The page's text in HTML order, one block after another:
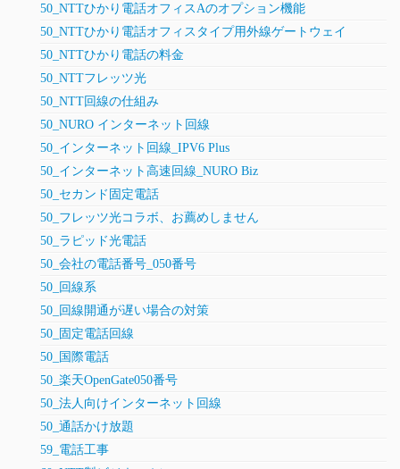
50_NTTひかり電話オフィスAのオプション機能
50_NTTひかり電話オフィスタイプ用外線ゲートウェイ
50_NTTひかり電話の料金
50_NTTフレッツ光
50_NTT回線の仕組み
50_NURO インターネット回線
50_インターネット回線_IPV6 Plus
50_インターネット高速回線_NURO Biz
50_セカンド固定電話
50_フレッツ光コラボ、お薦めしません
50_ラピッド光電話
50_会社の電話番号_050番号
50_回線系
50_回線開通が遅い場合の対策
50_固定電話回線
50_国際電話
50_楽天OpenGate050番号
50_法人向けインターネット回線
50_通話かけ放題
59_電話工事